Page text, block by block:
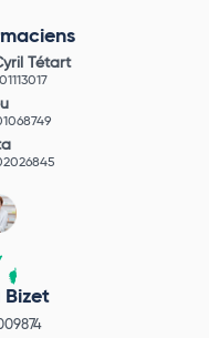
Tétart
Bizet